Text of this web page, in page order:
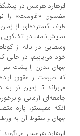
هرمس در پیشگفتار
«فاوست» را نوعی
گسترده‌ای از زمان در
در تک‌گویی
در ناله از کوتاهیِ
می‌یابیم، در حالی که در
مدرن را پشت سر
طبیعت را مقهور اراده
تا زمین نو به دست
آرمانی و برخوردار
مفیستو، پاره متضاد
و سقوط آن به ورطه یک
هرمس می‌گوید گوته